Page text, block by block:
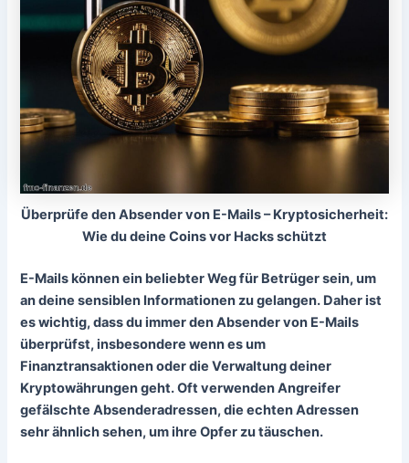
Überprüfe den Absender von E-Mails – Kryptosicherheit:
Wie du deine Coins vor Hacks schützt
E-Mails können ein beliebter Weg für Betrüger sein, um
an deine sensiblen Informationen zu gelangen. Daher ist
es wichtig, dass du immer denAbsender von E-Mails
überprüfst, insbesondere wenn es um
Finanztransaktionen oder die Verwaltung deiner
Kryptowährungen geht. Oft verwenden Angreifer
gefälschte Absenderadressen, die echten Adressen
sehr ähnlich sehen, um ihre Opfer zu täuschen.